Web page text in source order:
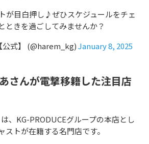
が目白押し♪ぜひスケジュールをチェ
ときを過ごしてみませんか？
式】 (@harem_kg)January 8, 2025
さんが電撃移籍した注目店
、KG-PRODUCEグループの本店とし
ストが在籍する名門店です。